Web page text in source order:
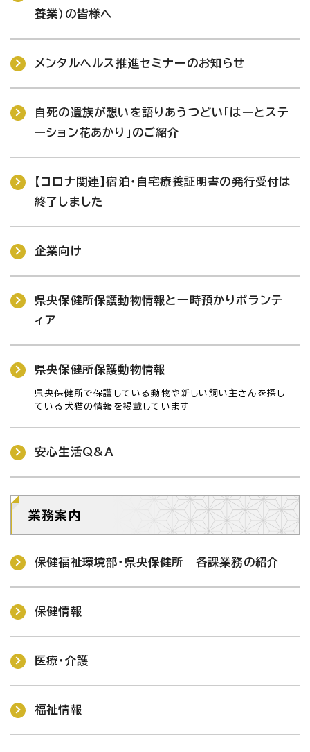
養業）の皆様へ
メンタルヘルス推進セミナーのお知らせ
自死の遺族が想いを語りあうつどい「はーとステ
ーション花あかり」のご紹介
【コロナ関連】宿泊・自宅療養証明書の発行受付は
終了しました
企業向け
県央保健所保護動物情報と一時預かりボランテ
ィア
県央保健所保護動物情報
県央保健所で保護している動物や新しい飼い主さんを探し
ている犬猫の情報を掲載しています
安心生活Q&A
業務案内
保健福祉環境部・県央保健所 各課業務の紹介
保健情報
医療・介護
福祉情報